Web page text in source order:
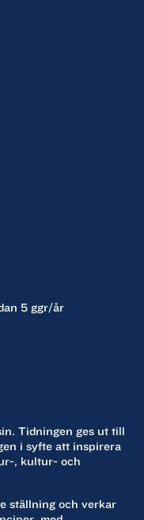
5 ggr/år
Tidningen ges ut till
i syfte att inspirera
, kultur- och
ställning och verkar